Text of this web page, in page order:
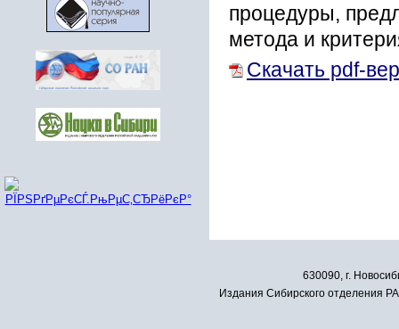
процедуры,
метода и
Скачать pdf-
630090, г.
Издания Сибирского отделения